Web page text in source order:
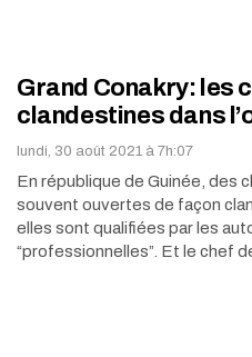
Grand Conakry: les
clandestines dans
lundi, 30 août 2021 à 7h:07
En république de Guinée, des
souvent ouvertes de façon
elles sont qualifiées par les
“professionnelles”. Et le chef